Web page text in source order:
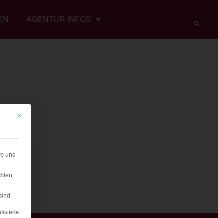
AGENTUR INFOS
Mit diesem Button wird der Dialog geschlossen. Seine Funktionalität ist
uns